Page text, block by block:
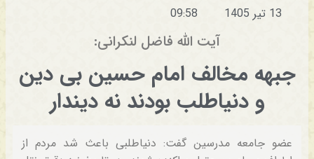
13 تیر 1405 09:58
آیت الله فاضل لنکرانی:
جبهه مخالف امام حسین بی دین
و دنیاطلب بودند نه دیندار
عضو جامعه مدرسین گفت: دنیاطلبی باعث شد مردم از